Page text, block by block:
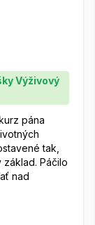
Výživový
pána
tak,
Páčilo
nad